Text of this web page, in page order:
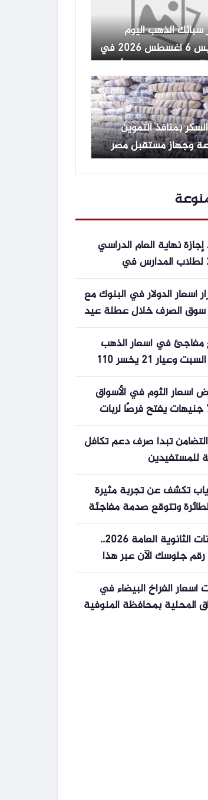
سبائك الذهب اليوم
الخميس 6 أغسطس 2026 في
تحديث لجميع الأوزان
بمنافذ التموين
وجهاز مستقبل مصر
تفاصيل
نهاية العام الدراسي
2026 لطلاب المدارس في
تعرف على التفاصيل
أسعار الدولار في البنوك مع
سوق الصرف خلال عطلة عيد
مفاجئ في أسعار الذهب
اليوم السبت وعيار 21 يخسر 110
أسعار الثوم في الأسواق
إلى 7 جنيهات يفتح فرصًا لربات
التضامن تبدأ صرف دعم تكافل
للمستفيدين
تكشف عن تجربة مثيرة
وتتوقع صدمة مفاجئة
امتحانات الثانوية العامة 2026..
جلوسك الآن عبر هذا
أسعار الفراخ البيضاء في
المحلية بمحافظة المنوفية